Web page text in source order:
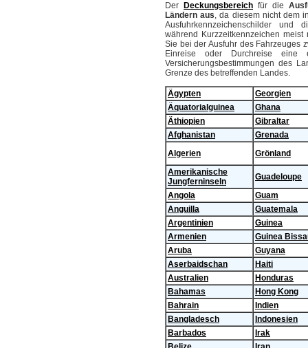
Der Deckungsbereich für die
Ländern aus, da diesem nicht dem
Ausfuhrkennzeichenschilder und
während Kurzzeitkennzeichen
Sie bei der Ausfuhr des Fahrzeuges
Einreise oder Durchreise eine
Versicherungsbestimmungen des
Grenze des betreffenden Landes.
Ägypten
Georgien
Äquatorialguinea
Ghana
Äthiopien
Gibraltar
Afghanistan
Grenada
Algerien
Grönland
Amerikanische
Jungferninseln
Guadeloupe
Angola
Guam
Anguilla
Guatemala
Argentinien
Guinea
Armenien
Guinea
Aruba
Guyana
Aserbaidschan
Haiti
Australien
Honduras
Bahamas
Hong Kong
Bahrain
Indien
Bangladesch
Indonesien
Barbados
Irak